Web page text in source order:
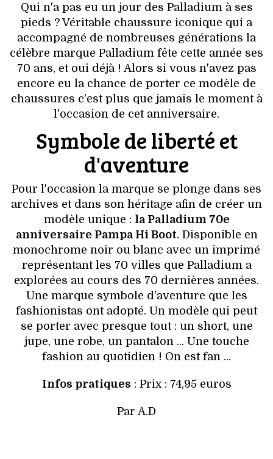
DÉCO
VOYAGES & LOISIRS
Qui n'a pas eu un jour des Palladium à ses
pieds ? Véritable chaussure iconique qui a
accompagné de nombreuses générations la
célèbre marque Palladium fête cette année ses
70 ans, et oui déjà ! Alors si vous n'avez pas
encore eu la chance de porter ce modèle de
chaussures c'est plus que jamais le moment à
l'occasion de cet anniversaire.
Symbole de liberté et
d'aventure
Pour l'occasion la marque se plonge dans ses
archives et dans son héritage afin de créer un
modèle unique : la Palladium 70e
anniversaire Pampa Hi Boot. Disponible en
monochrome noir ou blanc avec un imprimé
représentant les 70 villes que Palladium a
explorées au cours des 70 dernières années.
Une marque symbole d'aventure que les
fashionistas ont adopté. Un modèle qui peut
se porter avec presque tout : un short, une
jupe, une robe, un pantalon ... Une touche
fashion au quotidien ! On est fan ...
Infos pratiques : Prix : 74,95 euros
Par A.D